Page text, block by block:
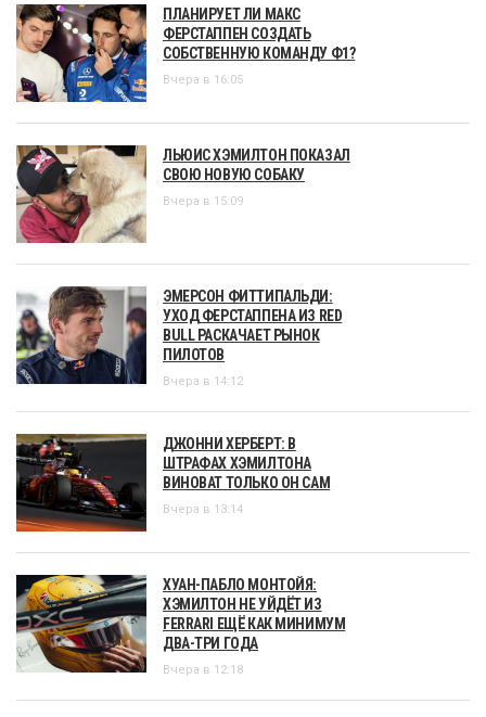
ПЛАНИРУЕТ ЛИ МАКС
ФЕРСТАППЕН СОЗДАТЬ
СОБСТВЕННУЮ КОМАНДУ Ф1?
Вчера в 16:05
ЛЬЮИС ХЭМИЛТОН ПОКАЗАЛ
СВОЮ НОВУЮ СОБАКУ
Вчера в 15:09
ЭМЕРСОН ФИТТИПАЛЬДИ:
УХОД ФЕРСТАППЕНА ИЗ RED
BULL РАСКАЧАЕТ РЫНОК
ПИЛОТОВ
Вчера в 14:12
ДЖОННИ ХЕРБЕРТ: В
ШТРАФАХ ХЭМИЛТОНА
ВИНОВАТ ТОЛЬКО ОН САМ
Вчера в 13:14
ХУАН-ПАБЛО МОНТОЙЯ:
ХЭМИЛТОН НЕ УЙДЁТ ИЗ
FERRARI ЕЩЁ КАК МИНИМУМ
ДВА-ТРИ ГОДА
Вчера в 12:18